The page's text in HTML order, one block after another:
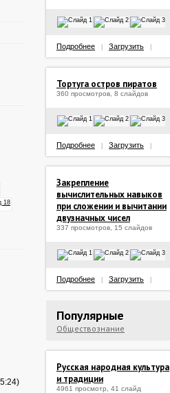
Подробнее Загрузить
Тортуга остров пиратов
360 просмотров, 8 слайдов
Подробнее Загрузить
Закрепление
вычислительных навыков
при сложении и вычитании
двузначных чисел
337 просмотров, 15 слайдов
Подробнее Загрузить
Популярные
Обществознание
Русская народная культура
и традиции
4961 просмотр, 41 слайд